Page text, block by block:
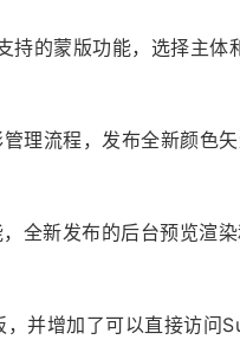
的蒙版功能，选择主体
理流程，发布全新颜色
全新发布的后台预览渲
并增加了可以直接访问